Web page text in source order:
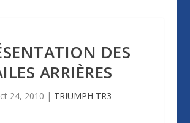
DES
ARRIÈRES
24, 2010 | TRIUMPH TR3